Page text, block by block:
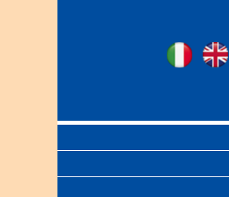
Ville Gentilizie
Ita